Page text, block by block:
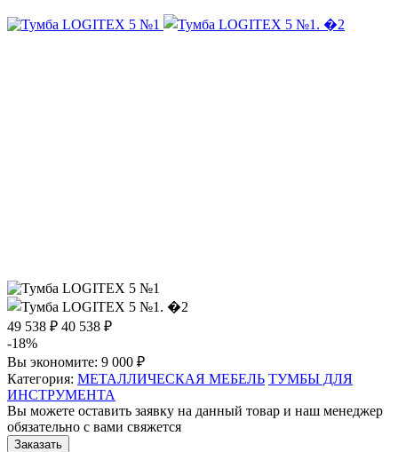
49 538 ₽ 40 538 ₽
-18%
Вы экономите: 9 000 ₽
Категория: МЕТАЛЛИЧЕСКАЯ МЕБЕЛЬ ТУМБЫ ДЛЯ
ИНСТРУМЕНТА
Вы можете оставить заявку на данный товар и наш менеджер
обязательно с вами свяжется
Заказать